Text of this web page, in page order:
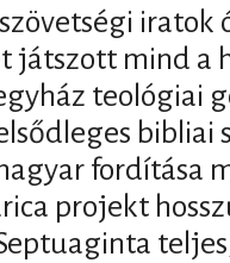
játszott mind a
teológiai
bibliai
fordítása
projekt